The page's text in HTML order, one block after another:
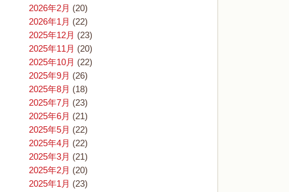
2026年2月 (20)
2026年1月 (22)
2025年12月 (23)
2025年11月 (20)
2025年10月 (22)
2025年9月 (26)
2025年8月 (18)
2025年7月 (23)
2025年6月 (21)
2025年5月 (22)
2025年4月 (22)
2025年3月 (21)
2025年2月 (20)
2025年1月 (23)